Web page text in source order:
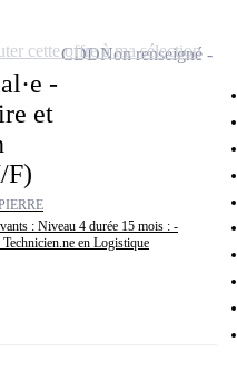
-
et
F)
: Niveau 4 durée 15 mois : -
en Logistique
CDDNon renseigné
cette offre à ma sélection